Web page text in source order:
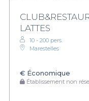
LATTES
10 - 200 pers.
Marestelles
€ Économique
Établissement non